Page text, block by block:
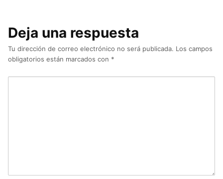
Deja una respuesta
Tu dirección de correo electrónico no será publicada. Los campos
obligatorios están marcados con *